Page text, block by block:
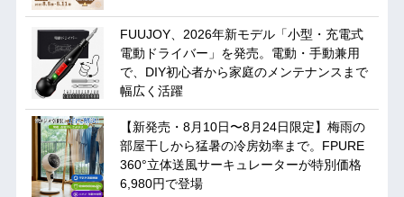
FUUJOY、2026年新モデル「小型・充電式
電動ドライバー」を発売。電動・手動兼用
で、DIY初心者から家庭のメンテナンスまで
幅広く活躍
【新発売・8月10日〜8月24日限定】梅雨の
部屋干しから猛暑の冷房効率まで。FPURE
360°立体送風サーキュレーターが特別価格
6,980円で登場